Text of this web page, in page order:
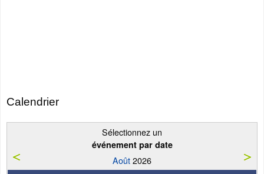
Calendrier
Sélectionnez un
événement par date
Août2026